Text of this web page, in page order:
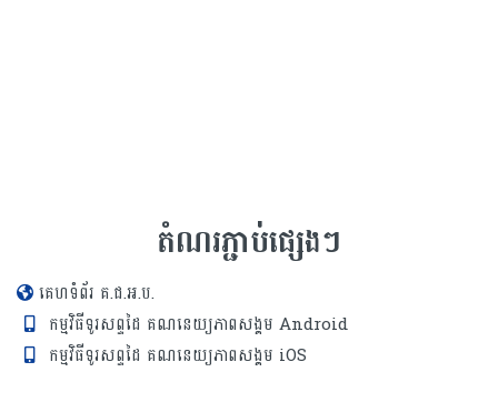
តំណរភ្ជាប់ផ្សេងៗ
គេហទំព័រ គ.ជ.អ.ប.
កម្មវិធីទូរសព្ទដៃ គណនេយ្យភាពសង្គម Android
កម្មវិធីទូរសព្ទដៃ គណនេយ្យភាពសង្គម iOS